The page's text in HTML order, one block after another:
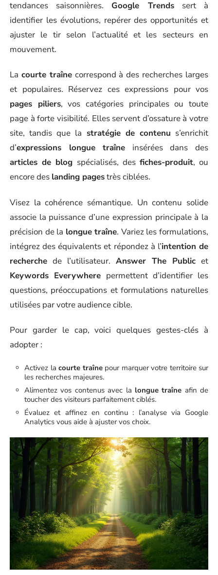
tendances saisonnières. Google Trendssert à
identifier les évolutions, repérer des opportunités et
ajuster le tir selon l’actualité et les secteurs en
mouvement.
La courte traînecorrespond à des recherches larges
et populaires. Réservez ces expressions pour vos
pages piliers, vos catégories principales ou toute
page à forte visibilité. Elles servent d’ossature à votre
site, tandis que la stratégie de contenu s’enrichit
d’expressions longue traîne insérées dans des
articles de blog spécialisés, des fiches-produit, ou
encore des landing pagestrès ciblées.
Visez la cohérence sémantique. Un contenu solide
associe la puissance d’une expression principale à la
précision de la longue traîne. Variez les formulations,
intégrez des équivalents et répondez à l’intention de
recherche de l’utilisateur. Answer The Public et
Keywords Everywhere permettent d’identifier les
questions, préoccupations et formulations naturelles
utilisées par votre audience cible.
Pour garder le cap, voici quelques gestes-clés à
adopter :
Activez la courte traînepour marquer votre territoire sur
les recherches majeures.
Alimentez vos contenus avec la longue traîne afin de
toucher des visiteurs parfaitement ciblés.
Évaluez et affinez en continu : l’analyse via Google
Analytics vous aide à ajuster vos choix.